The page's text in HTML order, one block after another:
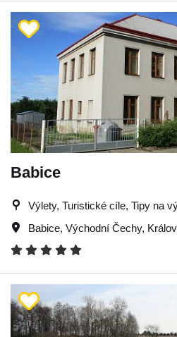
Babice
Výlety, Turistické cíle, Tipy na
Babice, Východní Čechy,